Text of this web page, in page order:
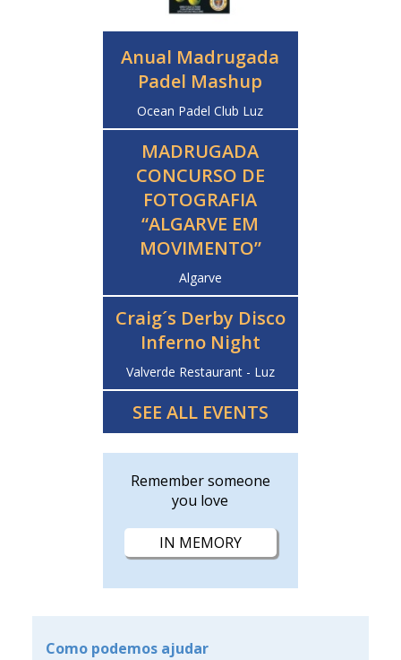
Anual Madrugada
Padel Mashup
Ocean Padel Club Luz
MADRUGADA
CONCURSO DE
FOTOGRAFIA
“ALGARVE EM
MOVIMENTO”
Algarve
Craig´s Derby Disco
Inferno Night
Valverde Restaurant - Luz
SEE ALL EVENTS
Remember someone
you love
IN MEMORY
Como podemos ajudar